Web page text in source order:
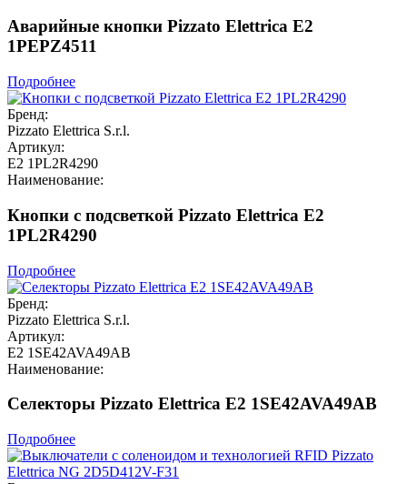
Аварийные кнопки Pizzato Elettrica E2
1PEPZ4511
Подробнее
Бренд:
Pizzato Elettrica S.r.l.
Артикул:
E2 1PL2R4290
Наименование:
Кнопки с подсветкой Pizzato Elettrica E2
1PL2R4290
Подробнее
Бренд:
Pizzato Elettrica S.r.l.
Артикул:
E2 1SE42AVA49AB
Наименование:
Селекторы Pizzato Elettrica E2 1SE42AVA49AB
Подробнее